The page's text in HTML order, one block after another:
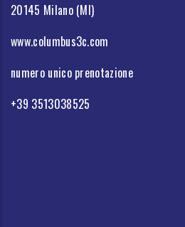
20145 Milano (MI)
www.columbus3c.com
numero unico prenotazione
+39 3513038525